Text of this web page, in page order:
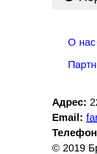
О нас
Адрес:
Email:
© 2019